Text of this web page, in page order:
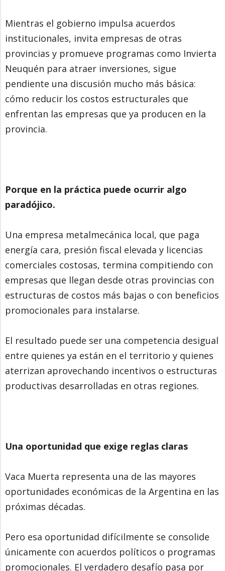
Mientras el gobierno impulsa acuerdos
institucionales, invita empresas de otras
provincias y promueve programas como Invierta
Neuquén para atraer inversiones, sigue
pendiente una discusión mucho más básica:
cómo reducir los costos estructurales que
enfrentan las empresas que ya producen en la
provincia.
Porque en la práctica puede ocurrir algo
paradójico.
Una empresa metalmecánica local, que paga
energía cara, presión fiscal elevada y licencias
comerciales costosas, termina compitiendo con
empresas que llegan desde otras provincias con
estructuras de costos más bajas o con beneficios
promocionales para instalarse.
El resultado puede ser una competencia desigual
entre quienes ya están en el territorio y quienes
aterrizan aprovechando incentivos o estructuras
productivas desarrolladas en otras regiones.
Una oportunidad que exige reglas claras
Vaca Muerta representa una de las mayores
oportunidades económicas de la Argentina en las
próximas décadas.
Pero esa oportunidad difícilmente se consolide
únicamente con acuerdos políticos o programas
promocionales. El verdadero desafío pasa por